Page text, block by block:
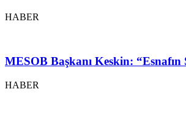
HABER
MESOB Başkanı Keskin:
HABER